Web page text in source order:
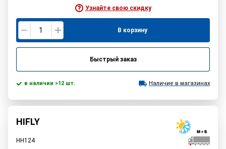
Узнайте свою скидку
В корзину
Быстрый заказ
в наличии >12 шт. Наличие в магазинах
HIFLY
HH124